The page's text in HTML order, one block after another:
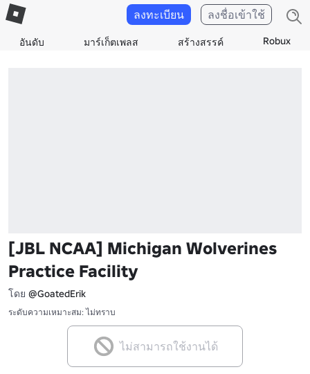
อันดับ มาร์เก็ตเพลส สร้างสรรค์ Robux
ลงทะเบียน ลงชื่อเข้าใช้
[JBL NCAA] Michigan Wolverines
Practice Facility
โดย @GoatedErik
ระดับความเหมาะสม: ไม่ทราบ
ไม่สามารถใช้งานได้